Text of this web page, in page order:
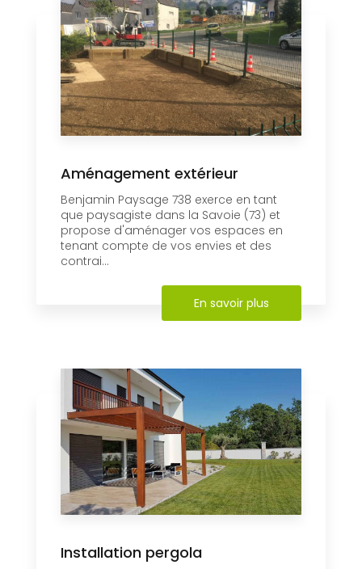
Aménagement extérieur
Benjamin Paysage 738 exerce en tant
que paysagiste dans la Savoie (73) et
propose d'aménager vos espaces en
tenant compte de vos envies et des
contrai...
En savoir plus
Installation pergola